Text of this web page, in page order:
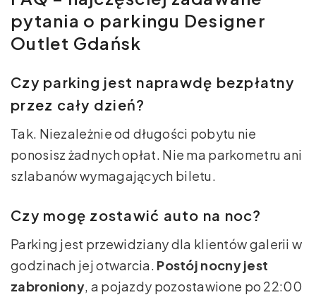
pytania o parkingu Designer
Outlet Gdańsk
Czy parking jest naprawdę bezpłatny
przez cały dzień?
Tak. Niezależnie od długości pobytu nie
ponosisz żadnych opłat. Nie ma parkometru ani
szlabanów wymagających biletu.
Czy mogę zostawić auto na noc?
Parking jest przewidziany dla klientów galerii w
godzinach jej otwarcia. Postój nocny jest
zabroniony, a pojazdy pozostawione po 22:00